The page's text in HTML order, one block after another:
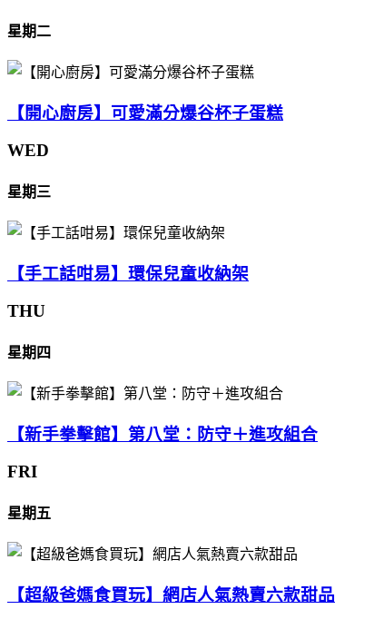
星期二
【開心廚房】可愛滿分爆谷杯子蛋糕
WED
星期三
【手工話咁易】環保兒童收納架
THU
星期四
【新手拳擊館】第八堂：防守＋進攻組合
FRI
星期五
【超級爸媽食買玩】網店人氣熱賣六款甜品